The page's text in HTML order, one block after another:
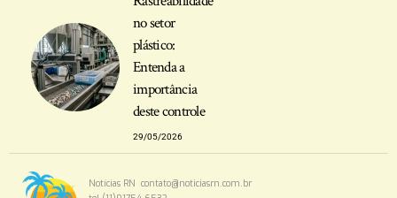
no setor
plástico:
Entenda a
importância
deste controle
29/05/2026
Notícias RNcontato@noticiasrn.com.br